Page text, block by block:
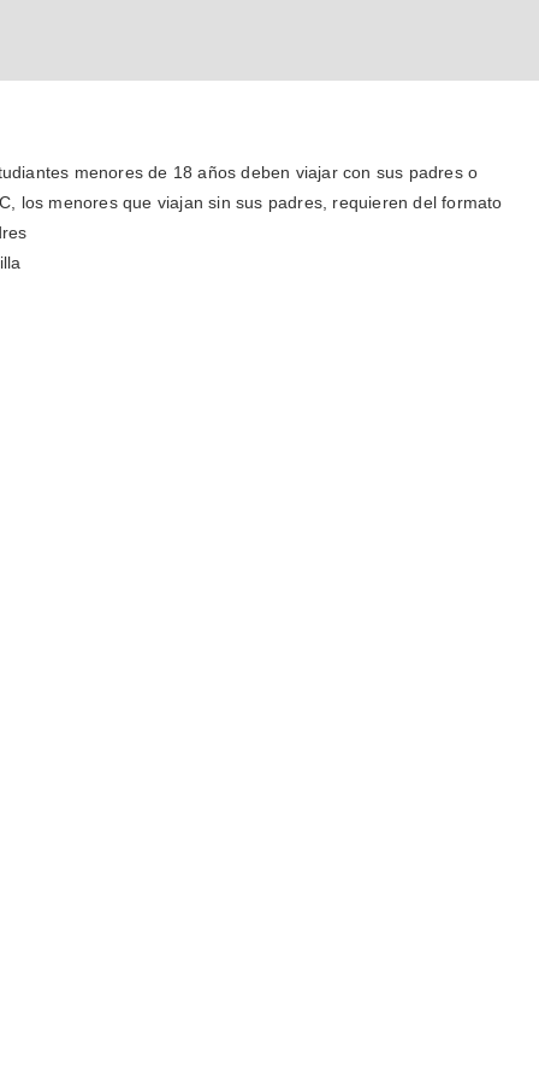
menores de 18 años deben viajar con sus padres o
los menores que viajan sin sus padres, requieren del formato